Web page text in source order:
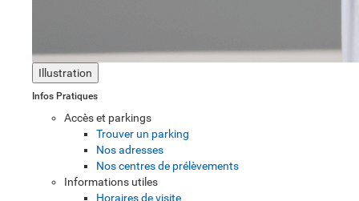
Illustration
Infos Pratiques
Accès et parkings
Trouver un parking
Nos adresses
Nos centres de prélèvements
Informations utiles
Horaires de visite